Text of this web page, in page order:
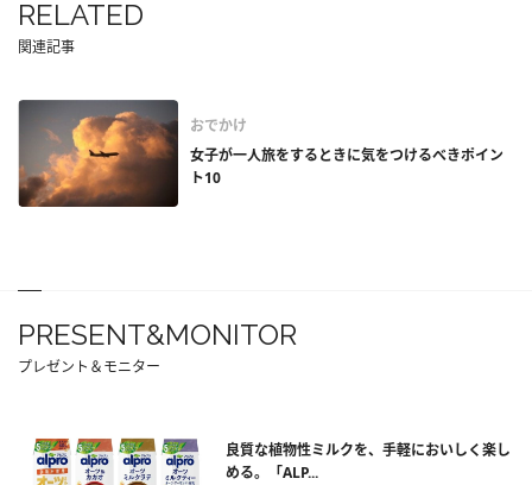
RELATED
関連記事
おでかけ
女子が一人旅をするときに気をつけるべきポイン
ト10
PRESENT&MONITOR
プレゼント＆モニター
良質な植物性ミルクを、手軽においしく楽し
める。「ALP...